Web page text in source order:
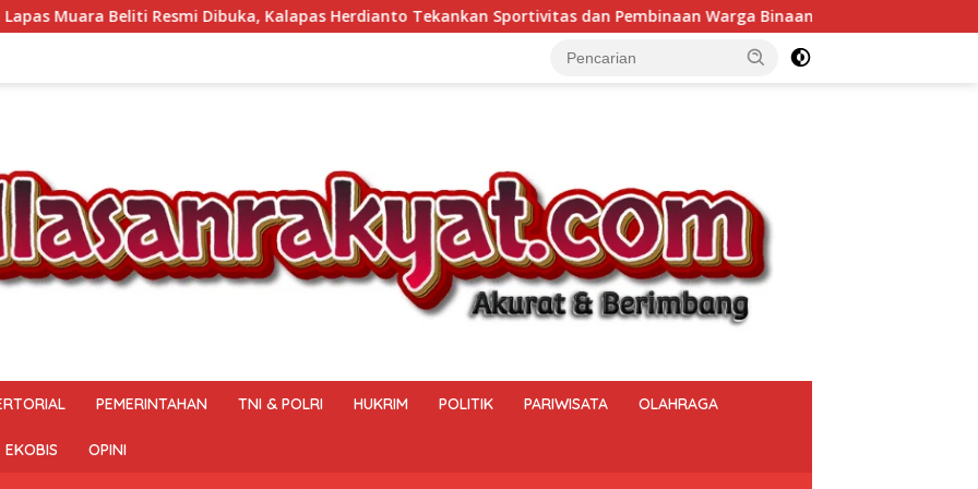
Kalapas Herdianto Tekankan Sportivitas dan Pembinaan Warga Binaan. Bukan Sekadar Menjaga Keamanan,
PEMERINTAHAN TNI & POLRI HUKRIM POLITIK PARIWISATA OLAHRAGA
EKOBIS OPINI